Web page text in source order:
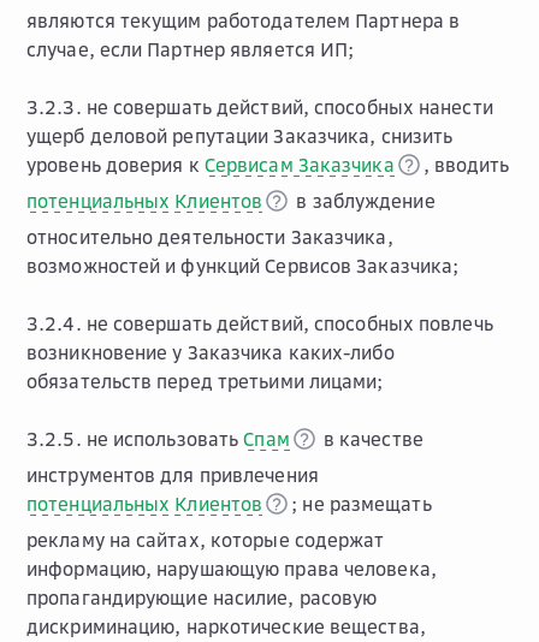
являются текущим работодателем Партнера в
случае, если Партнер является ИП;
3.2.3. не совершать действий, способных нанести
ущерб деловой репутации Заказчика, снизить
уровень доверия к Сервисам Заказчика
, вводить
потенциальных Клиентов
в заблуждение
относительно деятельности Заказчика,
возможностей и функций Сервисов Заказчика;
3.2.4. не совершать действий, способных повлечь
возникновение у Заказчика каких-либо
обязательств перед третьими лицами;
3.2.5. не использоватьСпам
в качестве
инструментов для привлечения
потенциальных Клиентов
; не размещать
рекламу на сайтах, которые содержат
информацию, нарушающую права человека,
пропагандирующие насилие, расовую
дискриминацию, наркотические вещества,